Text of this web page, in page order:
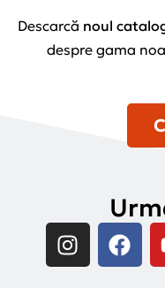
Descarcă noul
despre gama